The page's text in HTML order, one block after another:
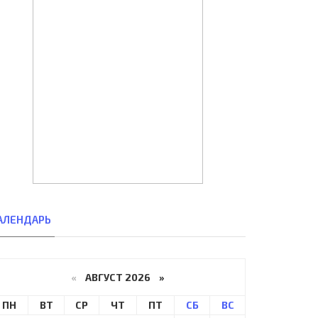
« АВГУСТ 2026 »
ПН ВТ СР ЧТ ПТ СБ ВС